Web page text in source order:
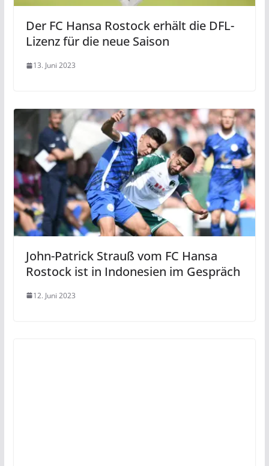
Der FC Hansa Rostock erhält die DFL-
Lizenz für die neue Saison
13. Juni 2023
John-Patrick Strauß vom FC Hansa
Rostock ist in Indonesien im Gespräch
12. Juni 2023